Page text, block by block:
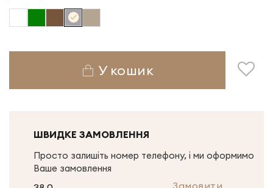
У кошик
ШВИДКЕ ЗАМОВЛЕННЯ
Просто залишіть номер телефону, і ми оформимо
Ваше замовлення
Замовити